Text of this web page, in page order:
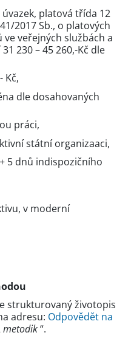
platová třída 12
2017 Sb., o platových
veřejných službách a
230 – 45 260,-Kč dle
Kč,
dle dosahovaných
práci,
státní organizaaci,
5 dnů indispozičního
v moderní
strukturovaný životopis
adresu: Odpovědět na
metodik“.